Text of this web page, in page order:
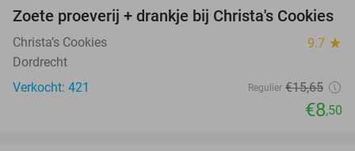
46%
Zoete proeverij + drankje bij Christa's Cookies
Christa’s Cookies 9.7 star
Dordrecht
Verkocht: 421
Regulier €15,65
€8,50